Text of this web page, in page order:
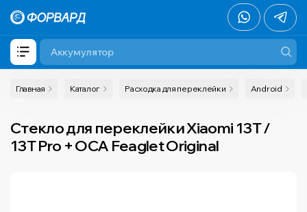
Главная Каталог Расходка для переклейки Android
Стекло для переклейки Xiaomi 13T /
13T Pro + OCA Feaglet Original